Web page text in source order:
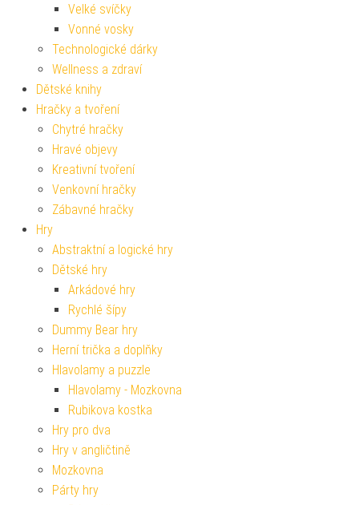
Velké svíčky
Vonné vosky
Technologické dárky
Wellness a zdraví
Dětské knihy
Hračky a tvoření
Chytré hračky
Hravé objevy
Kreativní tvoření
Venkovní hračky
Zábavné hračky
Hry
Abstraktní a logické hry
Dětské hry
Arkádové hry
Rychlé šípy
Dummy Bear hry
Herní trička a doplňky
Hlavolamy a puzzle
Hlavolamy - Mozkovna
Rubikova kostka
Hry pro dva
Hry v angličtině
Mozkovna
Párty hry